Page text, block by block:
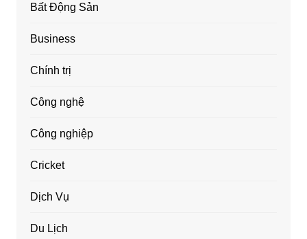
Bất Động Sản
Business
Chính trị
Công nghệ
Công nghiệp
Cricket
Dịch Vụ
Du Lịch